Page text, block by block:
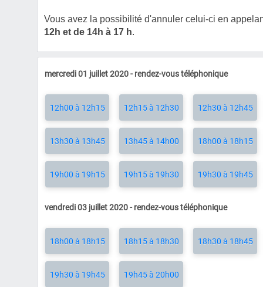
Vous avez la possibilité d'annuler celui-ci en
12h et de 14h à 17 h.
mercredi 01 juillet 2020 - rendez-vous téléphonique
12h00 à 12h15 12h15 à 12h30 12h30 à 12h45
13h30 à 13h45 13h45 à 14h00 18h00 à 18h15
19h00 à 19h15 19h15 à 19h30 19h30 à 19h45
vendredi 03 juillet 2020 - rendez-vous téléphonique
18h00 à 18h15 18h15 à 18h30 18h30 à 18h45
19h30 à 19h45 19h45 à 20h00